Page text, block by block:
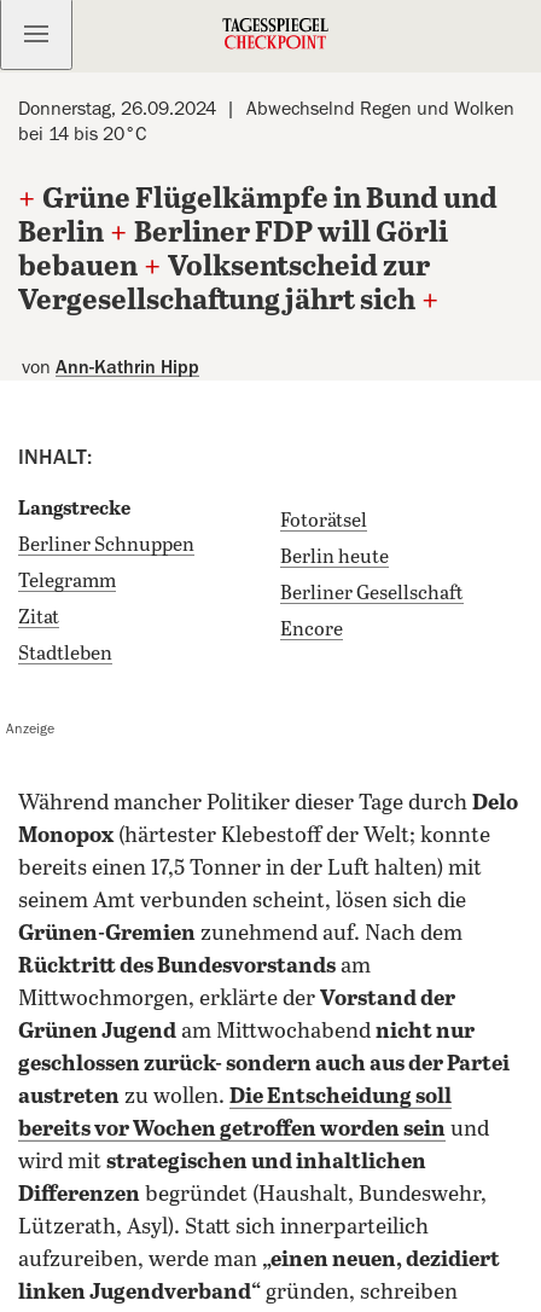
Kostenlos anmelden
Donnerstag, 26.09.2024
Abwechselnd Regen und Wolken
bei 14 bis 20°C
+ Grüne Flügelkämpfe in Bund und
Berlin + Berliner FDP will Görli
bebauen + Volksentscheid zur
Vergesellschaftung jährt sich +
von Ann-Kathrin Hipp
INHALT:
Langstrecke
Berliner Schnuppen
Telegramm
Zitat
Stadtleben
Fotorätsel
Berlin heute
Berliner Gesellschaft
Encore
Anzeige
während mancher Politiker dieser Tage durch Delo
Monopox(härtester Klebestoff der Welt; konnte
bereits einen 17,5 Tonner in der Luft halten) mit
seinem Amt verbunden scheint, lösen sich die
Grünen-Gremien zunehmend auf. Nach dem
Rücktritt des Bundesvorstands am
Mittwochmorgen, erklärte der Vorstand der
Grünen Jugend am Mittwochabend nicht nur
geschlossen zurück- sondern auch aus der Partei
austreten zu wollen. Die Entscheidung soll
bereits vor Wochen getroffen worden sein und
wird mit strategischen und inhaltlichen
Differenzen begründet (Haushalt, Bundeswehr,
Lützerath, Asyl). Statt sich innerparteilich
aufzureiben, werde man „einen neuen, dezidiert
linken Jugendverband“ gründen, schreiben